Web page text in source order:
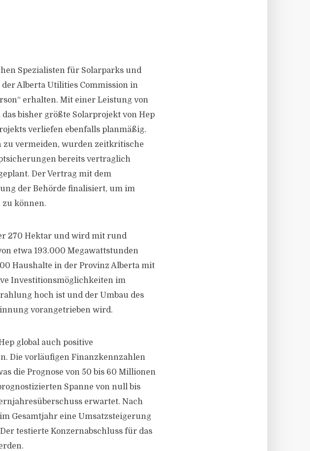
Spezialisten für Solarparks und
Alberta Utilities Commission in
erhalten. Mit einer Leistung von
bisher größte Solarprojekt von Hep
verliefen ebenfalls planmäßig.
zu vermeiden, wurden zeitkritische
bereits vertraglich
Der Vertrag mit dem
der Behörde finalisiert, um im
können.
270 Hektar und wird mit rund
etwa 193.000 Megawattstunden
Haushalte in der Provinz Alberta mit
Investitionsmöglichkeiten im
hoch ist und der Umbau des
vorangetrieben wird.
global auch positive
Die vorläufigen Finanzkennzahlen
die Prognose von 50 bis 60 Millionen
Spanne von null bis
erwartet. Nach
Gesamtjahr eine Umsatzsteigerung
testierte Konzernabschluss für das